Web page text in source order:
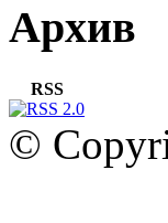
Архив
RSS
©